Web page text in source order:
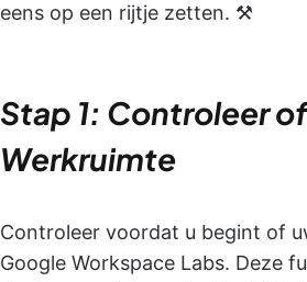
eens op een rijtje zetten. ⚒️
Stap 1: Controleer
Werkruimte
Controleer voordat u begint of
Google Workspace Labs. Deze